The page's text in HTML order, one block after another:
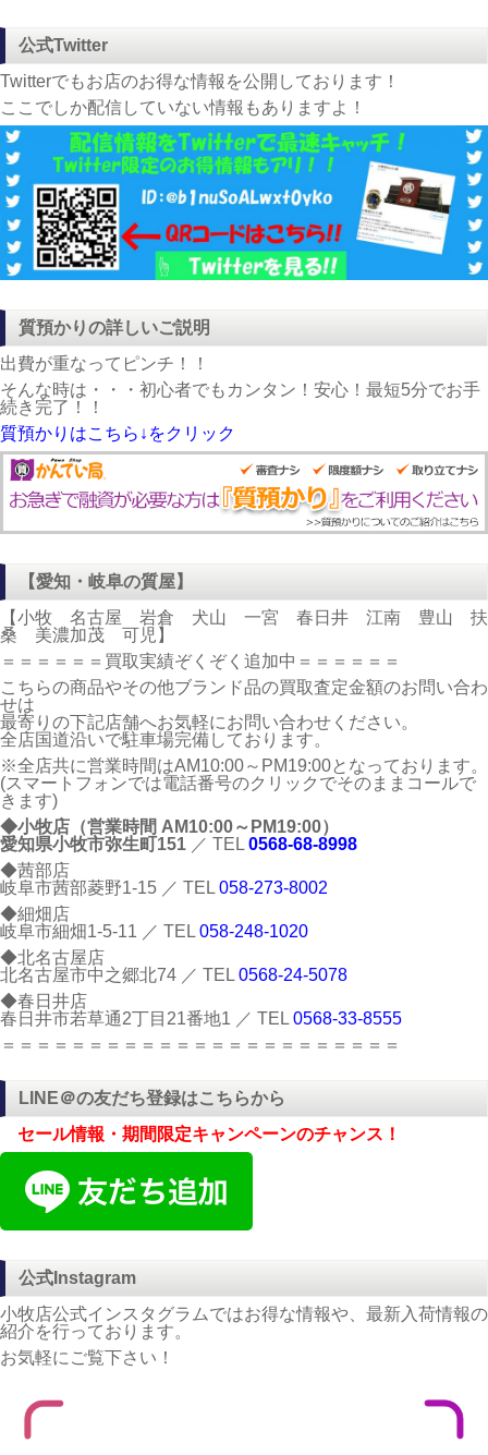
公式Twitter
Twitterでもお店のお得な情報を公開しております！
ここでしか配信していない情報もありますよ！
質預かりの詳しいご説明
出費が重なってピンチ！！
そんな時は・・・初心者でもカンタン！安心！最短5分でお手
続き完了！！
質預かりはこちら↓をクリック
【愛知・岐阜の質屋】
【小牧 名古屋 岩倉 犬山 一宮 春日井 江南 豊山 扶
桑 美濃加茂 可児】
＝＝＝＝＝＝買取実績ぞくぞく追加中＝＝＝＝＝＝
こちらの商品やその他ブランド品の買取査定金額のお問い合わ
せは
最寄りの下記店舗へお気軽にお問い合わせください。
全店国道沿いで駐車場完備しております。
※全店共に営業時間はAM10:00～PM19:00となっております。
(スマートフォンでは電話番号のクリックでそのままコールで
きます)
◆小牧店（営業時間 AM10:00～PM19:00）
愛知県小牧市弥生町151 ／ TEL 0568-68-8998
◆茜部店
岐阜市茜部菱野1-15 ／ TEL 058-273-8002
◆細畑店
岐阜市細畑1-5-11 ／ TEL 058-248-1020
◆北名古屋店
北名古屋市中之郷北74 ／ TEL 0568-24-5078
◆春日井店
春日井市若草通2丁目21番地1 ／ TEL 0568-33-8555
＝＝＝＝＝＝＝＝＝＝＝＝＝＝＝＝＝＝＝＝＝＝＝
LINE＠の友だち登録はこちらから
セール情報・期間限定キャンペーンのチャンス！
公式Instagram
小牧店公式インスタグラムではお得な情報や、最新入荷情報の
紹介を行っております。
お気軽にご覧下さい！